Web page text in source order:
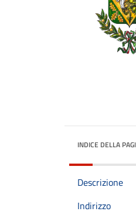
INDICE DELLA
Descrizione
Indirizzo